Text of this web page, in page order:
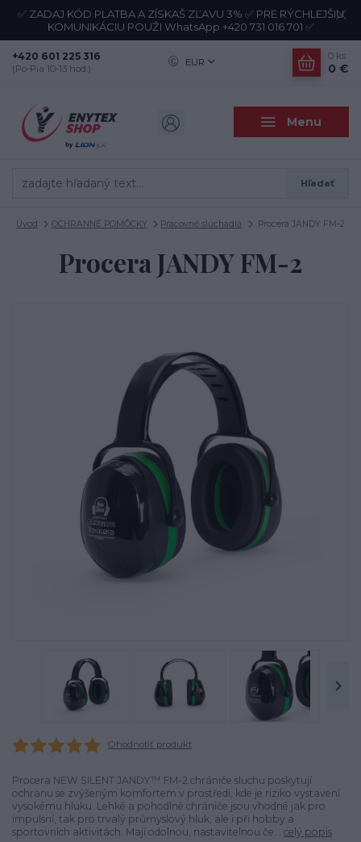
✅ ZADAJ KÓD PLATBA A ZÍSKAŠ ZĽAVU 3% ✅ PRE RÝCHLEJŠIU
KOMUNIKÁCIU POUŽI WhatsApp +420 731 016 701 ✅
Menu
EUR
Hľadať
+420 601 225 316
(Po-Pia 10-13 hod.)
0 ks
0 €
Úvod OCHRANNÉ POMÔCKY Pracovné slúchadlá Procera JANDY FM-2
Procera JANDY FM-2
Ohodnotiť produkt
Procera NEW SILENT JANDY™ FM-2 chrániče sluchu poskytují
ochranu se zvýšeným komfortem v prostředí, kde je riziko vystavení
vysokému hluku. Lehké a pohodlné chrániče jsou vhodné jak pro
impulsní, tak pro trvalý průmyslový hluk, ale i při hobby a
sportovních aktivitách. Mají odolnou, nastavitelnou če... celý popis